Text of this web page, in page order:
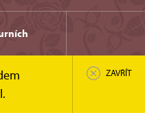
ZAVŘÍT